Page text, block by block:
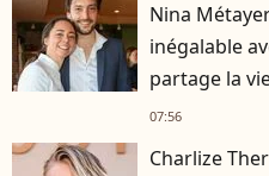
Nina
inégalable
partage la
07:56
Charlize